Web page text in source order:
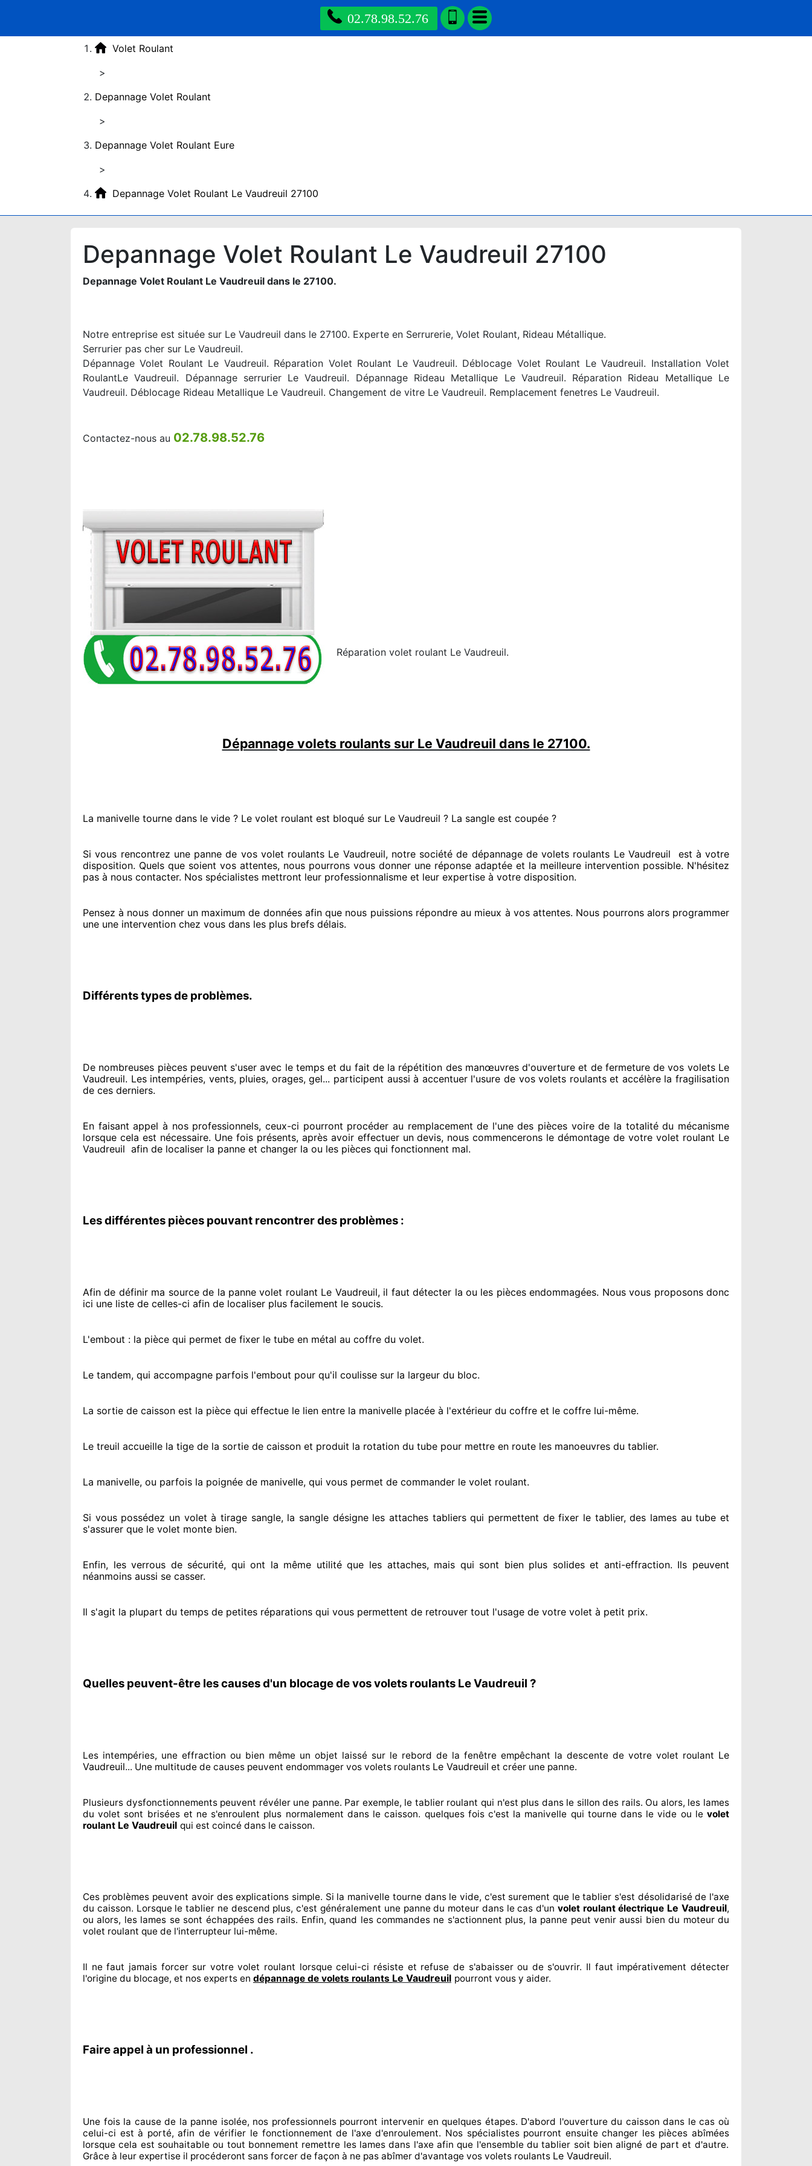
02.78.98.52.76
Volet Roulant
>
Depannage Volet Roulant
>
Depannage Volet Roulant Eure
>
Depannage Volet Roulant Le Vaudreuil 27100
Depannage Volet Roulant Le Vaudreuil 27100
Depannage Volet Roulant Le Vaudreuil dans le 27100.
Notre entreprise est située sur Le Vaudreuil dans le 27100. Experte en Serrurerie, Volet Roulant, Rideau Métallique.
Serrurier pas cher sur Le Vaudreuil.
Dépannage Volet Roulant Le Vaudreuil. Réparation Volet Roulant Le Vaudreuil. Déblocage Volet Roulant Le Vaudreuil. Installation Volet
RoulantLe Vaudreuil. Dépannage serrurier Le Vaudreuil. Dépannage Rideau Metallique Le Vaudreuil. Réparation Rideau Metallique Le
Vaudreuil. Déblocage Rideau Metallique Le Vaudreuil. Changement de vitre Le Vaudreuil. Remplacement fenetres Le Vaudreuil.
Contactez-nous au 02.78.98.52.76
Réparation volet roulant Le Vaudreuil.
Dépannage volets roulants sur Le Vaudreuil dans le 27100.
La manivelle tourne dans le vide ? Le volet roulant est bloqué sur Le Vaudreuil ? La sangle est coupée ?
Si vous rencontrez une panne de vos volet roulants Le Vaudreuil, notre société de dépannage de volets roulants Le Vaudreuil est à votre
disposition. Quels que soient vos attentes, nous pourrons vous donner une réponse adaptée et la meilleure intervention possible. N'hésitez
pas à nous contacter. Nos spécialistes mettront leur professionnalisme et leur expertise à votre disposition.
Pensez à nous donnerun maximum de donnéesafin que nous puissions répondre au mieux à vos attentes. Nous pourrons alors programmer
une une intervention chez vous dans les plus brefs délais.
Différents types de problèmes.
De nombreuses pièces peuvent s'user avec le temps et du fait de la répétition des manœuvres d'ouverture et de fermeture de vos volets Le
Vaudreuil. Les intempéries, vents, pluies, orages, gel... participent aussi à accentuerl'usure de vos volets roulants et accélère la fragilisation
de ces derniers.
En faisant appel à nos professionnels, ceux-ci pourront procéder au remplacement de l'une des pièces voire de la totalitédu mécanisme
lorsque cela est nécessaire. Une fois présents, après avoir effectuerun devis, nous commencerons le démontage de votre volet roulant Le
Vaudreuil afin de localiser la panne et changer la ou les pièces qui fonctionnent mal.
Les différentes pièces pouvant rencontrer des problèmes :
Afin de définir ma sourcede la panne volet roulant Le Vaudreuil, il faut détecter la ou les pièces endommagées. Nous vous proposonsdonc
ici une liste de celles-ci afin de localiser plus facilement le soucis.
L'embout : la pièce qui permet de fixer le tube en métal au coffre du volet.
Le tandem, qui accompagne parfois l'embout pour qu'il coulisse sur la largeur du bloc.
La sortie de caisson est la pièce qui effectue le lien entre la manivelle placée à l'extérieur du coffre et le coffre lui-même.
Le treuil accueille la tige de la sortie de caisson et produit la rotation du tube pour mettre en route les manoeuvres du tablier.
La manivelle, ou parfois la poignée de manivelle, qui vous permet de commander le volet roulant.
Si vous possédez un volet à tirage sangle, la sangle désigneles attaches tabliers qui permettent de fixer le tablier, des lames au tube et
s'assurer que le volet monte bien.
Enfin, les verrous de sécurité, qui ont la même utilité que les attaches, mais qui sont bien plus solideset anti-effraction. Ils peuvent
néanmoins aussi se casser.
Il s'agit la plupart du temps de petites réparations qui vous permettent de retrouver tout l'usage de votre volet à petit prix.
Quelles peuvent-être les causes d'un blocage de vos volets roulants Le Vaudreuil ?
Les intempéries, une effraction ou bien même un objet laissé sur le rebord de la fenêtre empêchant la descente de votre volet roulant Le
Vaudreuil... Une multitude de causes peuvent endommager vos volets roulants Le Vaudreuil et créer une panne.
Plusieurs dysfonctionnements peuvent révélerune panne. Par exemple, le tablier roulant qui n'est plus dans le sillon des rails. Ou alors, les lames
du volet sont briséeset ne s'enroulent plus normalement dans le caisson. quelques foisc'est la manivelle qui tourne dans le vide ou levolet
roulant Le Vaudreuil qui est coincé dans le caisson.
Ces problèmes peuvent avoir des explications simple. Si la manivelle tourne dans le vide, c'est surement que le tablier s'est désolidariséde l'axe
du caisson. Lorsque le tablier ne descend plus, c'est généralement une panne du moteur dans le cas d'un volet roulant électrique Le Vaudreuil,
ou alors, les lames se sont échappéesdes rails. Enfin, quand les commandes ne s'actionnent plus, la panne peut venir aussi bien du moteur du
volet roulant que de l'interrupteur lui-même.
Il ne faut jamais forcer sur votre volet roulant lorsque celui-ci résiste et refuse de s'abaisser ou de s'ouvrir. Il faut impérativement détecter
l'origine du blocage, et nos experts en dépannage de volets roulants Le Vaudreuil pourront vous y aider.
Faire appel à un professionnel .
Une fois la causede la panne isolée, nos professionnels pourront intervenir en quelques étapes. D'abord l'ouverture du caisson dans le cas où
celui-ci est à porté, afin de vérifier le fonctionnement de l'axe d'enroulement. Nos spécialistespourront ensuite changer les pièces abîmées
lorsque cela est souhaitable ou tout bonnement remettre les lames dans l'axe afin que l'ensembledu tablier soit bien aligné de part et d'autre.
Grâce à leur expertise il procéderont sans forcer de façon à ne pas abîmer d'avantage vos volets roulants Le Vaudreuil.